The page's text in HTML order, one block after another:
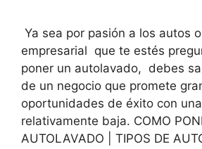
Ya sea por pasión a los autos
empresarial que te estés
poner un autolavado, debes
de un negocio que promete
oportunidades de éxito con
relativamente baja. COMO
AUTOLAVADO | TIPOS DE